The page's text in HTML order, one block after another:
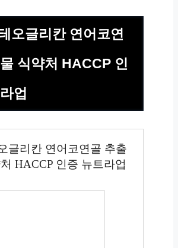
오글리칸 연어코연
식약처 HACCP 인
업
글리칸 연어코연골 추출
HACCP 인증 뉴트라업